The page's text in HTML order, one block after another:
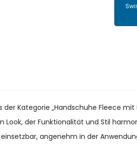
Kategorie „Handschuhe Fleece
der Funktionalität und Stil
angenehm in der